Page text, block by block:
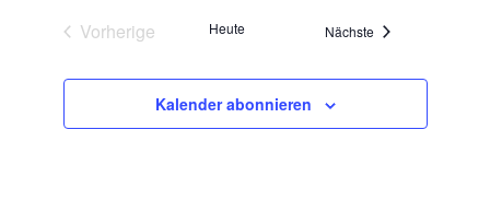
Vorherige
Heute Nächste Veranstaltungen
Kalender abonnieren